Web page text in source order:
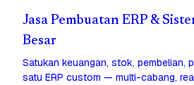
Jasa Pembuatan ERP &
Besar
Satukan keuangan, stok, pembelian,
satu ERP custom — multi-cabang,